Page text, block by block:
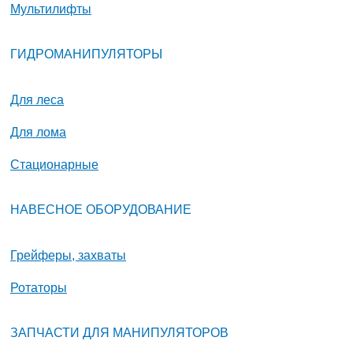
Мультилифты
ГИДРОМАНИПУЛЯТОРЫ
Для леса
Для лома
Стационарные
НАВЕСНОЕ ОБОРУДОВАНИЕ
Грейферы, захваты
Ротаторы
ЗАПЧАСТИ ДЛЯ МАНИПУЛЯТОРОВ